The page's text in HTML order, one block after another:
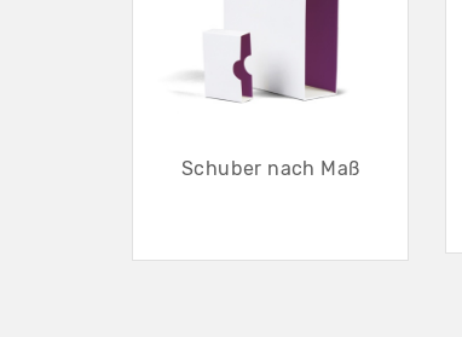
Schuber nach Maß